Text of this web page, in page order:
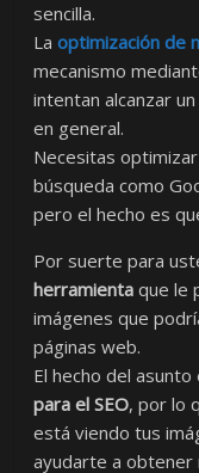
sencilla.
Laoptimización de
mecanismo
intentan alcanzar
en general.
Necesitas
búsqueda como
pero el hecho es
Por suerte para
herramienta que le
imágenes que
páginas web.
El hecho del
para el SEO, por lo
está viendo tus
ayudarte a obtener